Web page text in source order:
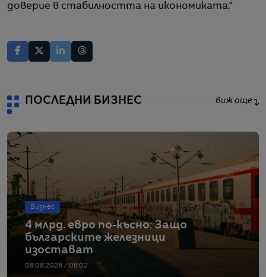
доверие в стабилността на икономиката.“
ПОСЛЕДНИ БИЗНЕС виж още
Бизнес
4 млрд. евро по-късно: Защо
българските железници
изостават
08.08.2026 / 08:02